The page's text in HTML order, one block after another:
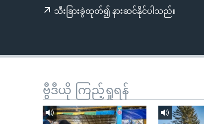
သီးခြားခွဲထုတ်၍ နားဆင်နိုင်ပါသည်။
ဗွီဒီယို ကြည့်ရှုရန်